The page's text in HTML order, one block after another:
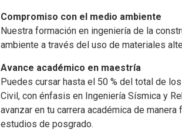
Compromiso con el medio ambiente
Nuestra formación en ingeniería de la
ambiente a través del uso de materiales
Avance académico en maestría
Puedes cursar hasta el 50 % del total de
Civil, con énfasis en Ingeniería Sísmica y
avanzar en tu carrera académica de
estudios de posgrado.